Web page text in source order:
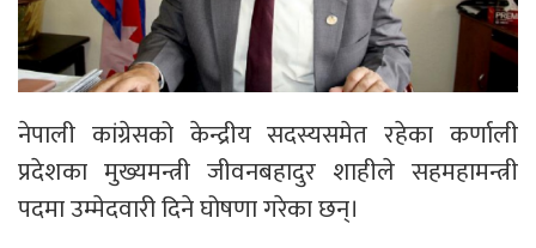
नेपाली कांग्रेसको केन्द्रीय सदस्यसमेत रहेका कर्णाली
प्रदेशका मुख्यमन्त्री जीवनबहादुर शाहीले सहमहामन्त्री
पदमा उम्मेदवारी दिने घोषणा गरेका छन्।